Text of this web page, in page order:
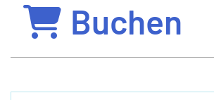
Buchen